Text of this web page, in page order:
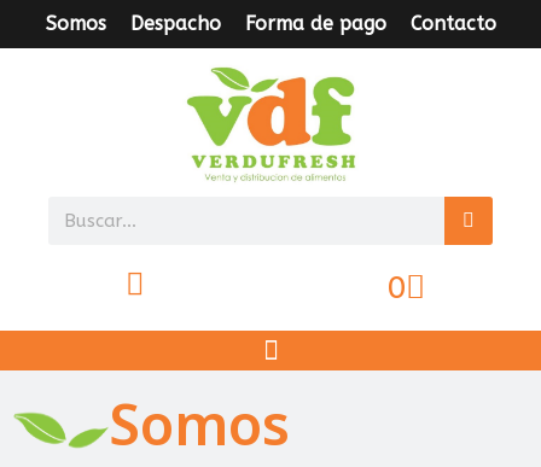
Somos Despacho Forma de pago Contacto
0
Somos